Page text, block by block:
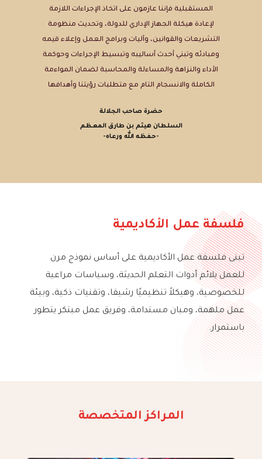
المستقبلية فإننا عازمون على اتخاذ الإجراءات اللازمة
لإعادة هيكلة الجهاز الإداري للدولة، وتحديث منظومة
التشريعات والقوانين، وآليات وبرامج العمل وإعلاء قيمه
ومبادئه وتبني أحدث أساليبه وتبسيط الإجراءات وحوكمة
الأداء والنزاهة والمساءلة والمحاسبة لضمان المواءمة
الكاملة والانسجام التام مع متطلبات رؤيتنا وأهدافها
حضرة صاحب الجلالة
السلطان هيثم بن طارق المعظم
-حفظه الله ورعاه-
فلسفة عمل الأكاديمية
تبنى فلسفة عمل الأكاديمية على أساس نموذج مرن
للعمل يلائم أدوات التعلم الحديثة، وسياسات مراعية
للخصوصية، وهيكلاً تنظيميًا رشيقا، وتقنيات ذكية، وبيئة
عمل ملهمة، ومبان مستدامة، وفريق عمل مبتكر يتطور
باستمرار.
المراكز المتخصصة